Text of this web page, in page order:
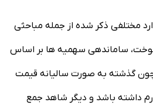
مختلفی ذکر شده از جمله مباحثی
ساماندهی سهمیه ها بر اساس
گذشته به صورت سالیانه قیمت
داشته باشد و دیگر شاهد جمع